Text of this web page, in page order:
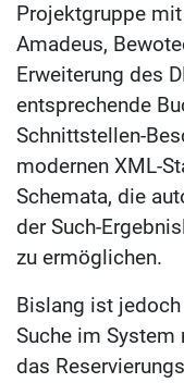
Projektgruppe
Amadeus,
Erweiterung des
entsprechende
Schnittstellen-
modernen XML-
Schemata, die
der Such-
zu ermöglichen.
Bislang ist
Suche im System
das